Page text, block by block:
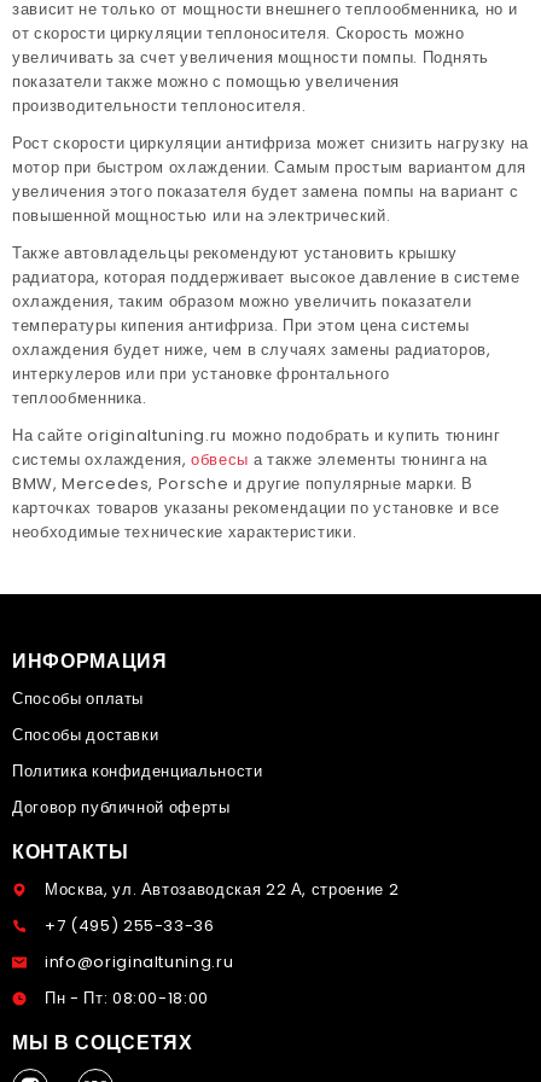
зависит не только от мощности внешнего теплообменника, но и
от скорости циркуляции теплоносителя. Скорость можно
увеличивать за счет увеличения мощности помпы. Поднять
показатели также можно с помощью увеличения
производительности теплоносителя.
Рост скорости циркуляции антифриза может снизить нагрузку на
мотор при быстром охлаждении. Самым простым вариантом для
увеличения этого показателя будет замена помпы на вариант с
повышенной мощностью или на электрический.
Также автовладельцы рекомендуют установить крышку
радиатора, которая поддерживает высокое давление в системе
охлаждения, таким образом можно увеличить показатели
температуры кипения антифриза. При этом цена системы
охлаждения будет ниже, чем в случаях замены радиаторов,
интеркулеров или при установке фронтального
теплообменника.
На сайте originaltuning.ru можно подобрать и купить тюнинг
системы охлаждения,обвесы а также элементы тюнинга на
BMW, Mercedes, Porsche и другие популярные марки. В
карточках товаров указаны рекомендации по установке и все
необходимые технические характеристики.
ИНФОРМАЦИЯ
Способы оплаты
Способы доставки
Политика конфиденциальности
Договор публичной оферты
КОНТАКТЫ
Москва, ул. Автозаводская 22 А, строение 2
+7 (495) 255-33-36
info@originaltuning.ru
Пн - Пт: 08:00-18:00
МЫ В СОЦСЕТЯХ